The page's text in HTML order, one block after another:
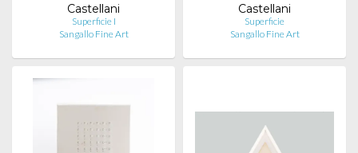
Castellani
Superficie I
Sangallo Fine Art
Castellani
Superficie
Sangallo Fine Art